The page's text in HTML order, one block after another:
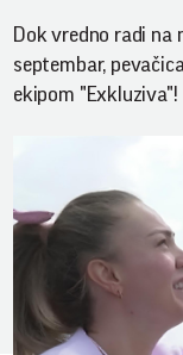
Dok vredno radi na
septembar,
ekipom "Exkluziva"!